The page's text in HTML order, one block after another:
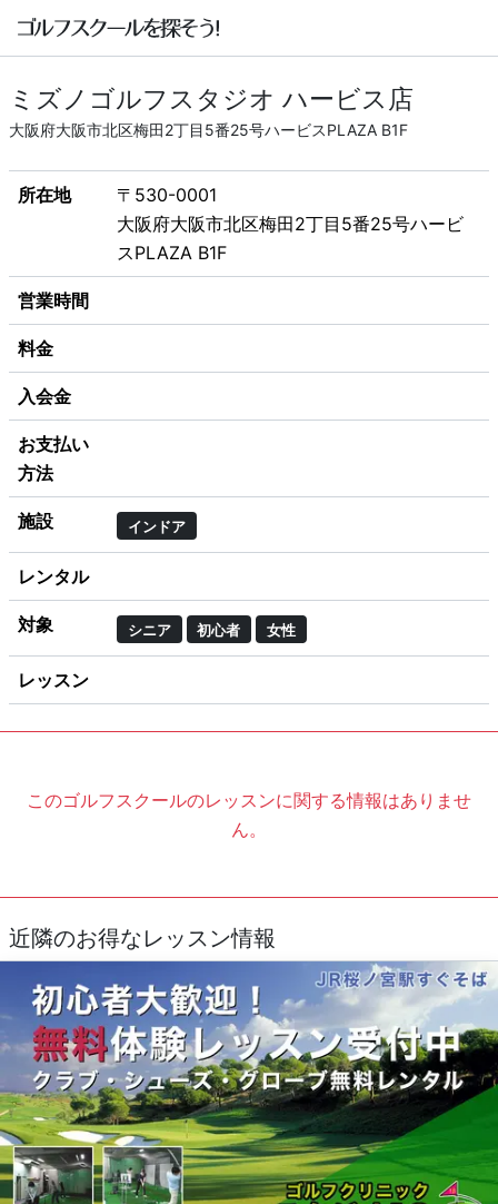
ミズノゴルフスタジオ ハービス店
大阪府大阪市北区梅田2丁目5番25号ハービスPLAZA B1F
所在地
〒530-0001
大阪府大阪市北区梅田2丁目5番25号ハービ
スPLAZA B1F
営業時間
料金
入会金
お支払い
方法
施設 インドア
レンタル
対象 シニア 初心者 女性
レッスン
このゴルフスクールのレッスンに関する情報はありませ
ん。
近隣のお得なレッスン情報